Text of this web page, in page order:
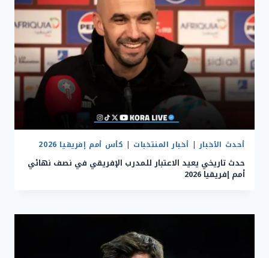
أحدث الأخبار| أخبار المنتخبات | كأس أمم إفريقيا 2026
حدث تاريخي يعيد الاعتبار للمدرب الإفريقي في نصف نهائي
أمم إفريقيا 2026